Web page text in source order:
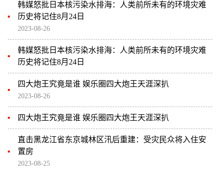
韩媒怒批日本核污染水排海：人类前所未有的环境灾难
历史将记住8月24日
2023-08-26
韩媒怒批日本核污染水排海：人类前所未有的环境灾难
历史将记住8月24日
四大炮王究竟是谁 娱乐圈四大炮王天涯深扒
2023-08-26
四大炮王究竟是谁 娱乐圈四大炮王天涯深扒
直击黑龙江省东京城林区汛后重建：受灾民众将入住安
置房
2023-08-25